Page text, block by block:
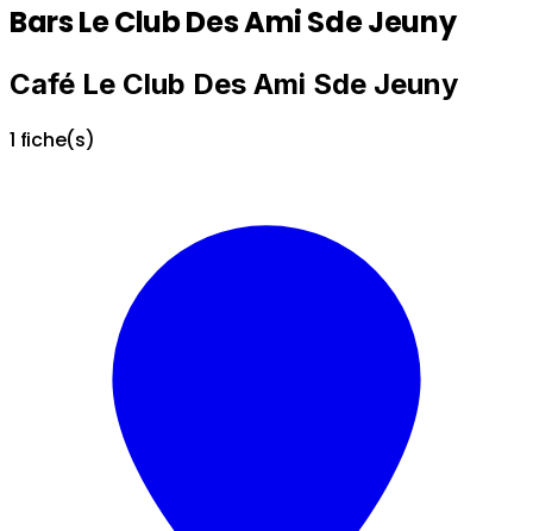
Bars Le Club Des Ami Sde Jeuny
Café Le Club Des Ami Sde Jeuny
1 fiche(s)